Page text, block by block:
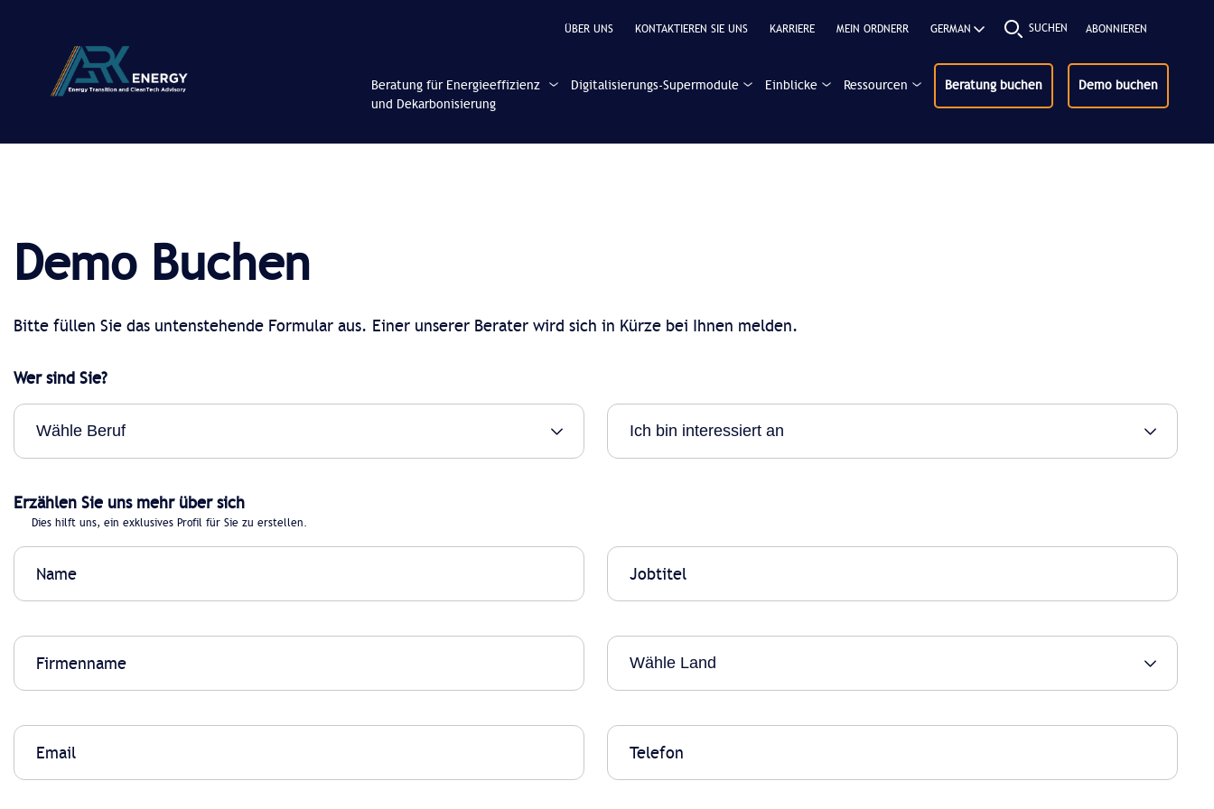
ÜBER UNS KONTAKTIEREN SIE UNS KARRIERE MEIN ORDNERR SUCHEN ABONNIEREN
Beratung für Energieeffizienz
und Dekarbonisierung
Digitalisierungs-Supermodule Einblicke Ressourcen Beratung buchen Demo buchen
Demo Buchen
Bitte füllen Sie das untenstehende Formular aus. Einer unserer Berater wird sich in Kürze bei Ihnen melden.
Wer sind Sie?
Erzählen Sie uns mehr über sich
Dies hilft uns, ein exklusives Profil für Sie zu erstellen.